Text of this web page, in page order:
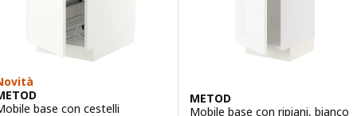
base con cestelli
METOD
Mobile base con ripiani, bianco